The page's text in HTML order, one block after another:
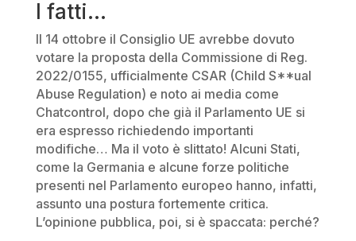
I fatti…
Il 14 ottobre il Consiglio UE avrebbe dovuto
votare la proposta della Commissione di Reg.
2022/0155, ufficialmente CSAR (Child S**ual
Abuse Regulation) e noto ai media come
Chatcontrol, dopo che già il Parlamento UE si
era espresso richiedendo importanti
modifiche… Ma il voto è slittato! Alcuni Stati,
come la Germania e alcune forze politiche
presenti nel Parlamento europeo hanno, infatti,
assunto una postura fortemente critica.
L’opinione pubblica, poi, si è spaccata: perché?